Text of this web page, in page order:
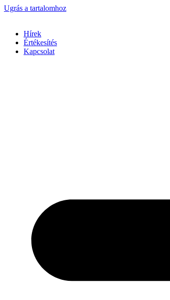
Ugrás a tartalomhoz
Hírek
Értékesítés
Kapcsolat